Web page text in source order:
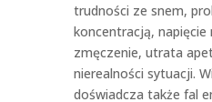
trudności ze snem,
koncentracją, napięcie
zmęczenie, utrata
nierealności sytuacji.
doświadcza także fal